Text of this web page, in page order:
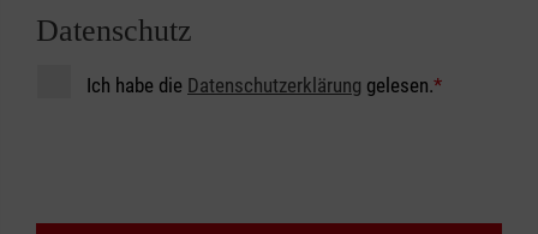
Datenschutz
Ich habe die Datenschutzerklärung gelesen.*